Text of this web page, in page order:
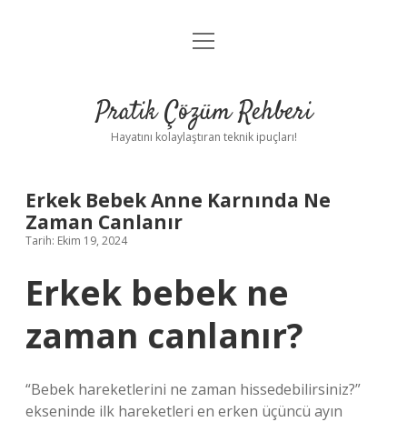
Anasayfa
Yasal Uyarı
menüyü
Pratik Çözüm Rehberi
Hayatını kolaylaştıran teknik ipuçları!
Erkek Bebek Anne Karnında Ne
Zaman Canlanır
Tarih: Ekim 19, 2024
Erkek bebek ne
zaman canlanır?
“Bebek hareketlerini ne zaman hissedebilirsiniz?”
ekseninde ilk hareketleri en erken üçüncü ayın